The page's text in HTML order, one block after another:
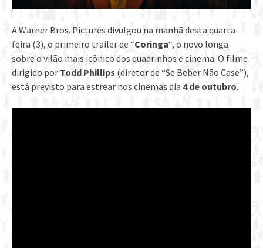
A Warner Bros. Pictures divulgou na manhã desta quarta-
feira (3), o primeiro trailer de “Coringa“, o novo longa
sobre o vilão mais icônico dos quadrinhos e cinema. O filme
dirigido por Todd Phillips (diretor de “Se Beber Não Case”),
está previsto para estrear nos cinemas dia 4 de outubro.